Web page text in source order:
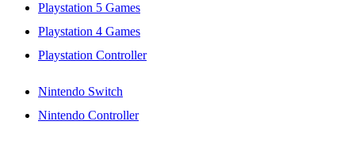
Playstation 5 Games
Playstation 4 Games
Playstation Controller
Nintendo Switch
Nintendo Controller